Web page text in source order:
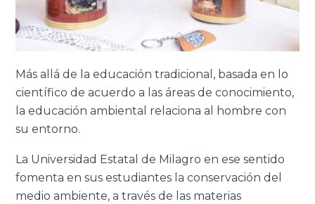
Más allá de la educación tradicional, basada en lo
científico de acuerdo a las áreas de conocimiento,
la educación ambiental relaciona al hombre con
su entorno.
La Universidad Estatal de Milagro en ese sentido
fomenta en sus estudiantes la conservación del
medio ambiente, a través de las materias